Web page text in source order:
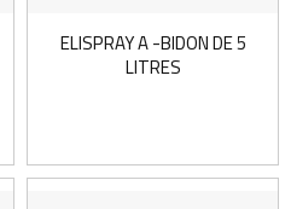
ELISPRAY A -BIDON DE 5
LITRES